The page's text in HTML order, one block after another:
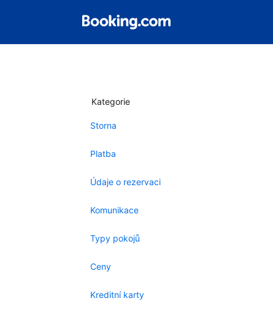
Kategorie
Storna
Platba
Údaje o rezervaci
Komunikace
Typy pokojů
Ceny
Kreditní karty